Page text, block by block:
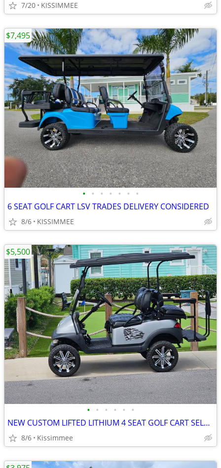
7/20 KISSIMMEE
• • • • • • •
6 SEAT GOLF CART LSV TRADES DELIVERY CONSIDERED
8/6 KISSIMMEE
$7,495
• • • • • •
NEW CUSTOM LIFTED LITHIUM 4 SEAT GOLF CART SELL OR TRADE
8/6 Kissimmee
$5,500